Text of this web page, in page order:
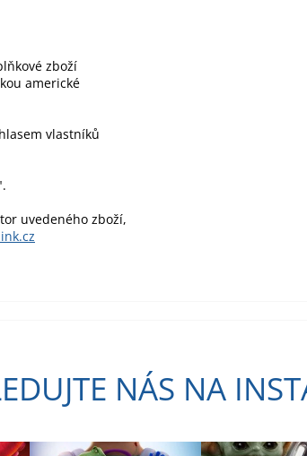
zboží
americké
vlastníků
uvedeného zboží,
NÁS NA